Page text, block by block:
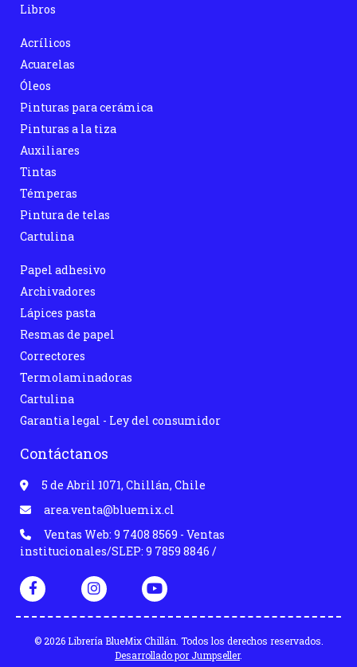
Libros
Acrílicos
Acuarelas
Óleos
Pinturas para cerámica
Pinturas a la tiza
Auxiliares
Tintas
Témperas
Pintura de telas
Cartulina
Papel adhesivo
Archivadores
Lápices pasta
Resmas de papel
Correctores
Termolaminadoras
Cartulina
Garantia legal - Ley del consumidor
Contáctanos
5 de Abril 1071, Chillán, Chile
area.venta@bluemix.cl
Ventas Web: 9 7408 8569 - Ventas
institucionales/SLEP: 9 7859 8846 /
© 2026 Librería BlueMix Chillán. Todos los derechos reservados.
Desarrollado por Jumpseller.